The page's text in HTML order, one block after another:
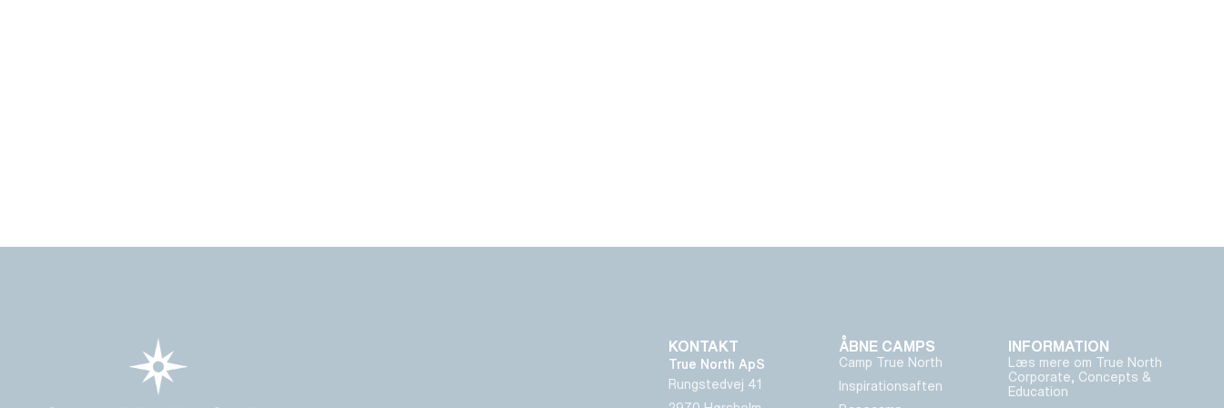
KONTAKT
True North ApS
Rungstedvej 41
ÅBNE CAMPS
Camp True North
Inspirationsaften
INFORMATION
Læs mere om True North
Corporate, Concepts &
Education